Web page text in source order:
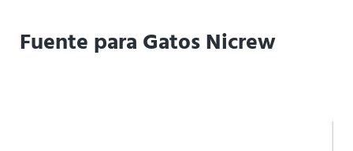
Fuente para Gatos Nicrew